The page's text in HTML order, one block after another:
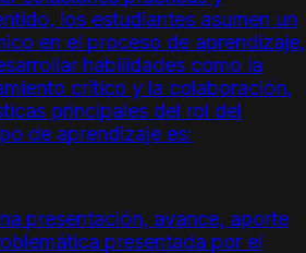
los estudiantes asumen un
en el proceso de aprendizaje,
habilidades como la
crítico y la colaboración,
principales del rol del
de aprendizaje es:
presentación, avance, aporte
presentada por el